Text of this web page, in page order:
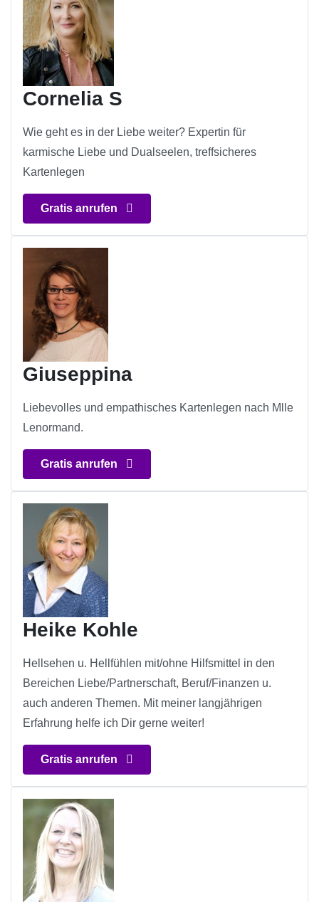
Cornelia S
Wie geht es in der Liebe weiter? Expertin für
karmische Liebe und Dualseelen, treffsicheres
Kartenlegen
Gratis anrufen
Giuseppina
Liebevolles und empathisches Kartenlegen nach Mlle
Lenormand.
Gratis anrufen
Heike Kohle
Hellsehen u. Hellfühlen mit/ohne Hilfsmittel in den
Bereichen Liebe/Partnerschaft, Beruf/Finanzen u.
auch anderen Themen. Mit meiner langjährigen
Erfahrung helfe ich Dir gerne weiter!
Gratis anrufen